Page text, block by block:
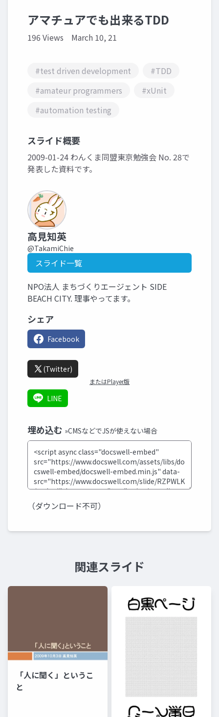
アマチュアでも出来るTDD
196 Views March 10, 21
#test driven development
#TDD
#amateur programmers
#xUnit
#automation testing
スライド概要
2009-01-24 わんくま同盟東京勉強会 No. 28で
発表した資料です。
高見知英
@TakamiChie
スライド一覧
NPO法人 まちづくりエージェント SIDE
BEACH CITY. 理事やってます。
シェア
Facebook
(Twitter)
またはPlayer版
LINE
埋め込む »CMSなどでJSが使えない場合
（ダウンロード不可）
関連スライド
「人に聞く」というこ
と